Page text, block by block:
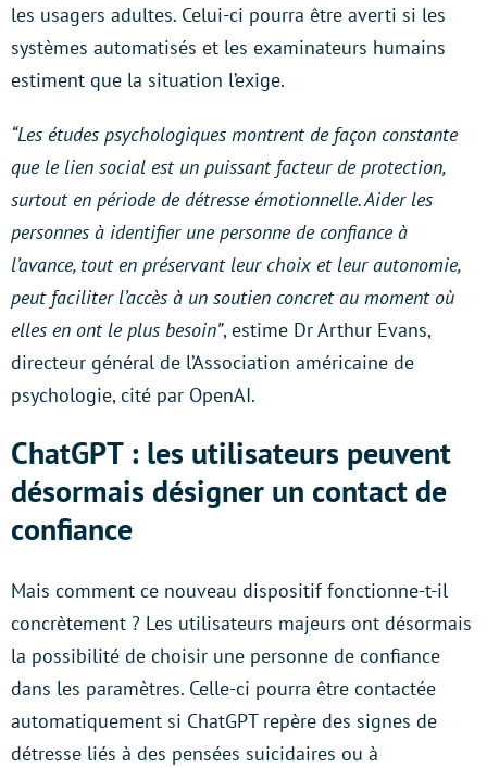
les usagers adultes. Celui-ci pourra être averti si les
systèmes automatisés et les examinateurs humains
estiment que la situation l’exige.
“Les études psychologiques montrent de façon constante
que le lien social est un puissant facteur de protection,
surtout en période de détresse émotionnelle. Aider les
personnes à identifier une personne de confiance à
l’avance, tout en préservant leur choix et leur autonomie,
peut faciliter l’accès à un soutien concret au moment où
elles en ont le plus besoin”, estime Dr Arthur Evans,
directeur général de l’Association américaine de
psychologie, cité par OpenAI.
ChatGPT : les utilisateurs peuvent
désormais désigner un contact de
confiance
Mais comment ce nouveau dispositif fonctionne-t-il
concrètement ? Les utilisateurs majeurs ont désormais
la possibilité de choisir une personne de confiance
dans les paramètres. Celle-ci pourra être contactée
automatiquement si ChatGPT repère des signes de
détresse liés à des pensées suicidaires ou à